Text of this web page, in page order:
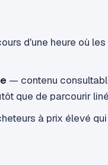
d'une heure où
— contenu
que de parcourir
à prix élevé